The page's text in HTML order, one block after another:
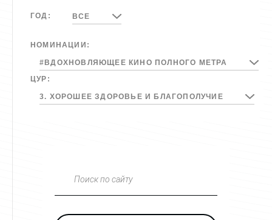
ГОД: ВСЕ
НОМИНАЦИИ:
#ВДОХНОВЛЯЮЩЕЕ КИНО ПОЛНОГО МЕТРА
ЦУР:
3. ХОРОШЕЕ ЗДОРОВЬЕ И БЛАГОПОЛУЧИЕ
Поиск по сайту